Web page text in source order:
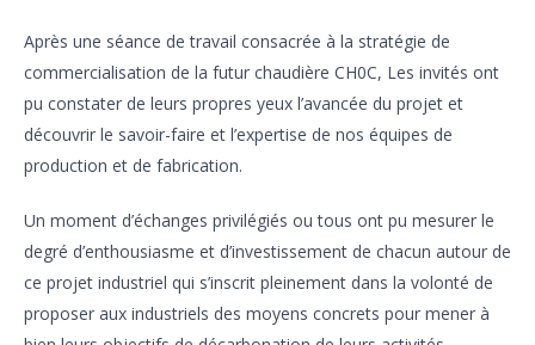
Après une séance de travail consacrée à la stratégie de
commercialisation de la futur chaudière CH0C, Les invités ont
pu constater de leurs propres yeux l’avancée du projet et
découvrir le savoir-faire et l’expertise de nos équipes de
production et de fabrication.
Un moment d’échanges privilégiés ou tous ont pu mesurer le
degré d’enthousiasme et d’investissement de chacun autour de
ce projet industriel qui s’inscrit pleinement dans la volonté de
proposer aux industriels des moyens concrets pour mener à